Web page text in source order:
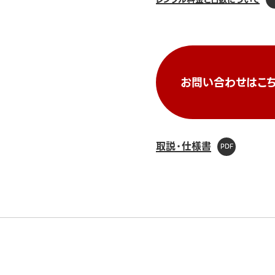
お問い合わせはこ
取説・仕様書